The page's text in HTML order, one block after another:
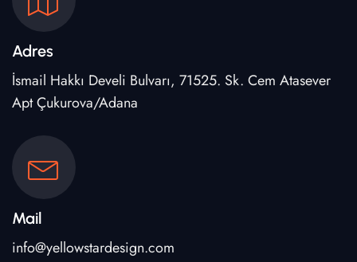
Adres
İsmail Hakkı Develi Bulvarı, 71525. Sk. Cem Atasever
Apt Çukurova/Adana
Mail
info@yellowstardesign.com